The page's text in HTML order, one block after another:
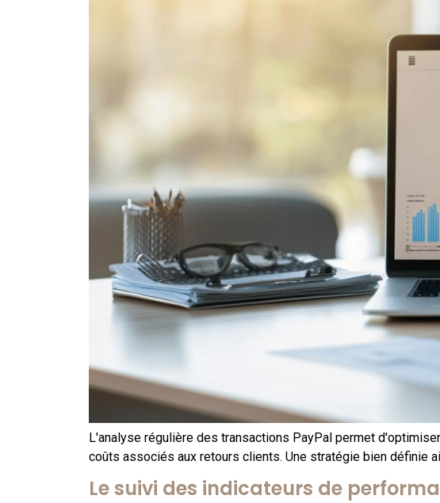
L'analyse régulière des transactions PayPal permet
coûts associés aux retours clients. Une stratégie bien définie
Le suivi des indicateurs de